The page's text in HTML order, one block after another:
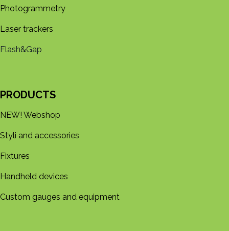
Photogrammetry
Laser trackers
Flash&Gap
PRODUCTS
NEW! Webshop
Styli and accessories
Fixtures
Handheld devices
Custom gauges and equipment